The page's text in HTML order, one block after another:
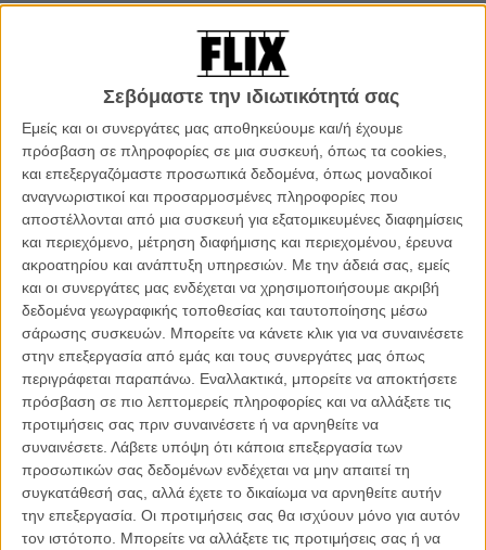
Σεβόμαστε την ιδιωτικότητά σας
Εμείς και οι συνεργάτες μας αποθηκεύουμε και/ή έχουμε
πρόσβαση σε πληροφορίες σε μια συσκευή, όπως τα cookies,
και επεξεργαζόμαστε προσωπικά δεδομένα, όπως μοναδικοί
αναγνωριστικοί και προσαρμοσμένες πληροφορίες που
αποστέλλονται από μια συσκευή για εξατομικευμένες διαφημίσεις
και περιεχόμενο, μέτρηση διαφήμισης και περιεχομένου, έρευνα
ακροατηρίου και ανάπτυξη υπηρεσιών. Με την άδειά σας, εμείς
και οι συνεργάτες μας ενδέχεται να χρησιμοποιήσουμε ακριβή
δεδομένα γεωγραφικής τοποθεσίας και ταυτοποίησης μέσω
σάρωσης συσκευών. Μπορείτε να κάνετε κλικ για να συναινέσετε
στην επεξεργασία από εμάς και τους συνεργάτες μας όπως
περιγράφεται παραπάνω. Εναλλακτικά, μπορείτε να αποκτήσετε
πρόσβαση σε πιο λεπτομερείς πληροφορίες και να αλλάξετε τις
προτιμήσεις σας πριν συναινέσετε ή να αρνηθείτε να
συναινέσετε. Λάβετε υπόψη ότι κάποια επεξεργασία των
προσωπικών σας δεδομένων ενδέχεται να μην απαιτεί τη
συγκατάθεσή σας, αλλά έχετε το δικαίωμα να αρνηθείτε αυτήν
την επεξεργασία. Οι προτιμήσεις σας θα ισχύουν μόνο για αυτόν
τον ιστότοπο. Μπορείτε να αλλάξετε τις προτιμήσεις σας ή να
τελευταία, καθώς, τουλάχιστον στο είδος της επιστημονικής
φαντασίας, όσα υπογράφει μοιάζουν με κακέκτυπα του παλιού
καλού του εαυτού. Ομως, ας μην υποτιμούμε τον σπουδαίο αυτόν
σκηνοθέτη. Ανάμεσα σε κακές ή μέτριες ταινίες, έχει πετάξει κι έναν
«American Gangster». Και, πάνω από όλα, όταν αναμετρήθηκε με
το ανάστημα του ρωμαϊκού έπους, μας έδωσε έναν οσκαρικό
«Μονομάχο» και έκανε σταρ τον Ράσελ Κρόου. Μήπως λοιπόν η
είσοδός του ξανά στην πιο δημιουργική του φάση είναι η... Εξοδός
του;
UPDATE 2/9:Δείτε στο τέλος του κειμένου το featurette βίντεο από
τα γυρίσματα που μόλις κυκλοφόρησε.**
Το πολυαναμενόμενο ιστορικό έπος του Ρίντλεϊ Σκοτ «Exodus:
Gods and Kings» είναι φυσικά η βιβλική ιστορία του Μωυσή, η
οποία ξεκινά από τα χρόνια που ακόμα απολάμβανε τα
πλεονεκτήματα τόσο της εβραϊκής όσο και της αιγυπτιακής
ταυτότητάς του. Ηταν φίλος με τον Ραμσή, μέχρι που είδε να
απειλείται η ζωή ενός Ισραηλίτη αδελφού του, και οι δυο τους
μπήκαν σε μία πολεμική αναμέτρηση που συμβόλιζε το σχίσμα
Αιγυπτίων και Εβραίων.